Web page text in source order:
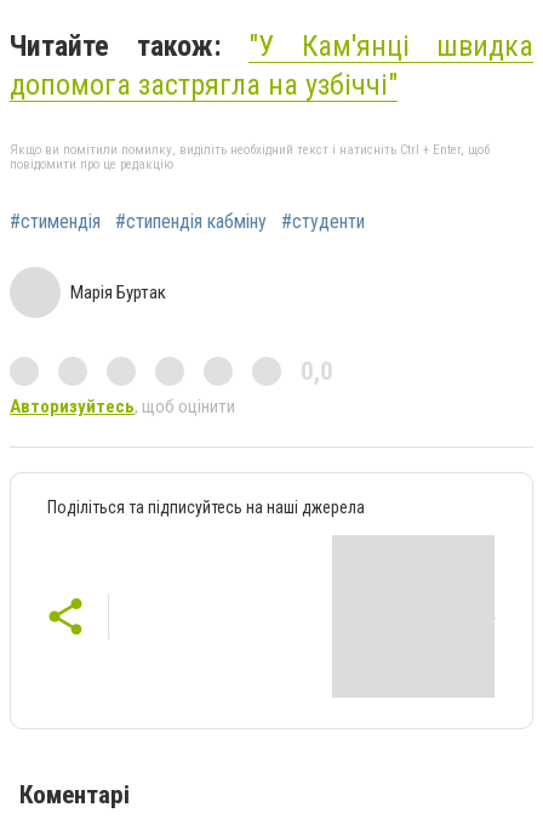
Читайте також: "У Кам'янці швидка
допомога застрягла на узбіччі"
Якщо ви помітили помилку, виділіть необхідний текст і натисніть Ctrl + Enter, щоб
повідомити про це редакцію
#стимендія #стипендія кабміну #студенти
Марія Буртак
0,0
Авторизуйтесь, щоб оцінити
Поділіться та підписуйтесь на наші джерела
Коментарі